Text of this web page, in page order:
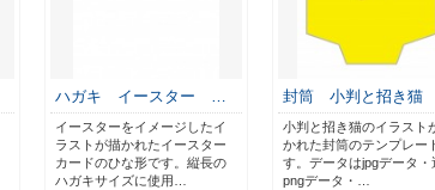
ハガキ イースター …
イースターをイメージしたイ
ラストが描かれたイースター
カードのひな形です。縦長の
ハガキサイズに使用…
封筒 小判と招き猫
小判と招き猫のイラスト
かれた封筒のテンプレー
す。データはjpgデータ・
pngデータ・…